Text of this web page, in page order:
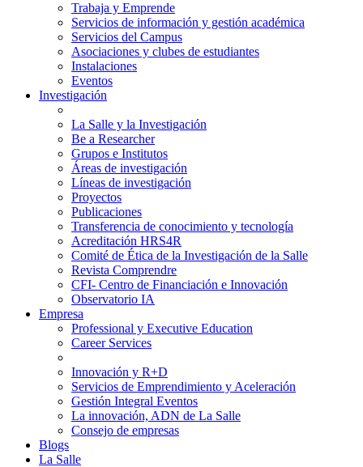
Trabaja y Emprende
Servicios de información y gestión académica
Servicios del Campus
Asociaciones y clubes de estudiantes
Instalaciones
Eventos
Investigación
La Salle y la Investigación
Be a Researcher
Grupos e Institutos
Áreas de investigación
Líneas de investigación
Proyectos
Publicaciones
Transferencia de conocimiento y tecnología
Acreditación HRS4R
Comité de Ética de la Investigación de la Salle
Revista Comprendre
CFI- Centro de Financiación e Innovación
Observatorio IA
Empresa
Professional y Executive Education
Career Services
Innovación y R+D
Servicios de Emprendimiento y Aceleración
Gestión Integral Eventos
La innovación, ADN de La Salle
Consejo de empresas
Blogs
La Salle